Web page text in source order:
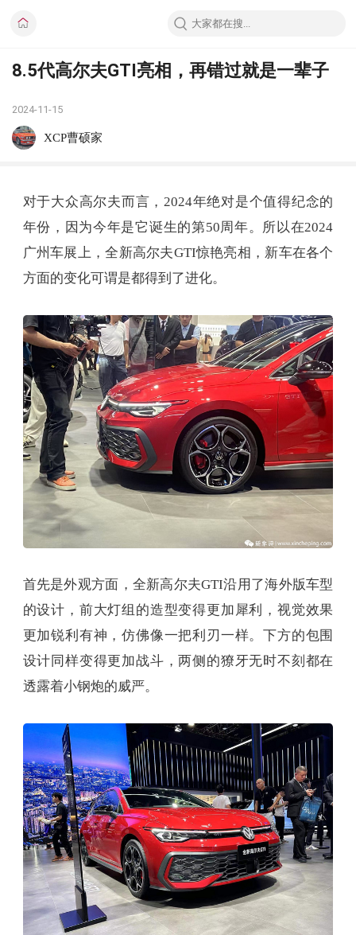
8.5代高尔夫GTI亮相，再错过就是一辈子
2024-11-15
XCP曹硕家
对于大众高尔夫而言，2024年绝对是个值得纪念的
年份，因为今年是它诞生的第50周年。所以在2024
广州车展上，全新高尔夫GTI惊艳亮相，新车在各个
方面的变化可谓是都得到了进化。
首先是外观方面，全新高尔夫GTI沿用了海外版车型
的设计，前大灯组的造型变得更加犀利，视觉效果
更加锐利有神，仿佛像一把利刃一样。下方的包围
设计同样变得更加战斗，两侧的獠牙无时不刻都在
透露着小钢炮的威严。